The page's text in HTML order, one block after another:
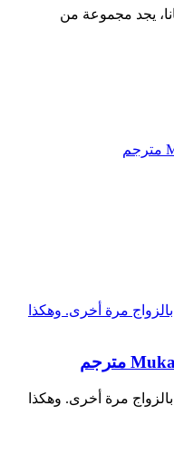
يجد مجموعة من
مرة أخرى. وهكذا
مرة أخرى. وهكذا